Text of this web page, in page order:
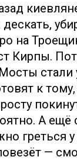
на
Кирпы.
стали
к
А ещё
греться
—